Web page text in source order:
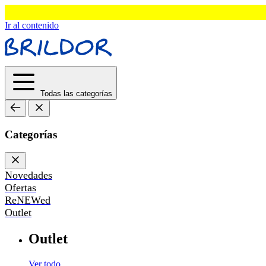
Ir al contenido
Todas las categorías
Categorías
Novedades
Ofertas
ReNEWed
Outlet
Outlet